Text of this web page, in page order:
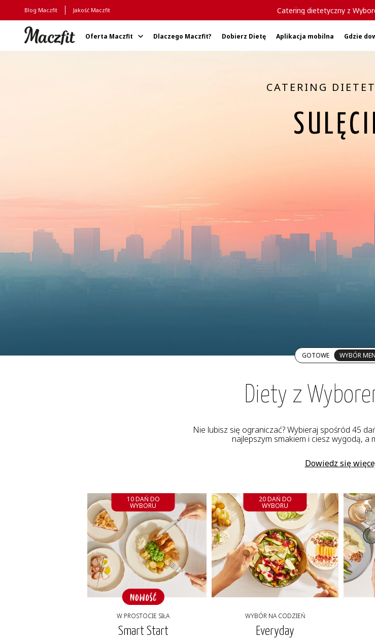
Blog Maczfit Jakość Maczfit Catering dietetyczny z
Oferta Maczfit Dlaczego Maczfit? Dobierz Dietę Aplikacja mobilna Gdzie
CATERING
GOTOWE WYBÓR
Diety z
Nie lubisz się ograniczać? Wybieraj spośród 45
najlepszym smakiem i ciesz wygodą, a
Dowiedz się
10 DAŃ DO
WYBORU
W PROSTOCIE SIŁA
Smart Start
20 DAŃ DO
WYBORU
WYBÓR NA CODZIEŃ
Everyday